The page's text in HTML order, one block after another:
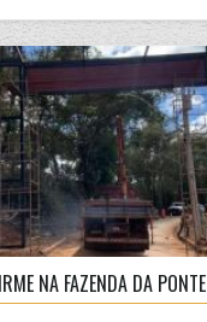
NA FAZENDA DA PONTE